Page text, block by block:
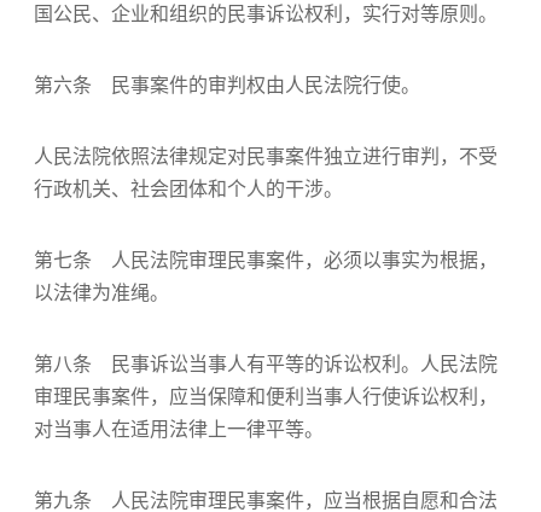
国公民、企业和组织的民事诉讼权利，实行对等原则。
第六条 民事案件的审判权由人民法院行使。
人民法院依照法律规定对民事案件独立进行审判，不受
行政机关、社会团体和个人的干涉。
第七条 人民法院审理民事案件，必须以事实为根据，
以法律为准绳。
第八条 民事诉讼当事人有平等的诉讼权利。人民法院
审理民事案件，应当保障和便利当事人行使诉讼权利，
对当事人在适用法律上一律平等。
第九条 人民法院审理民事案件，应当根据自愿和合法